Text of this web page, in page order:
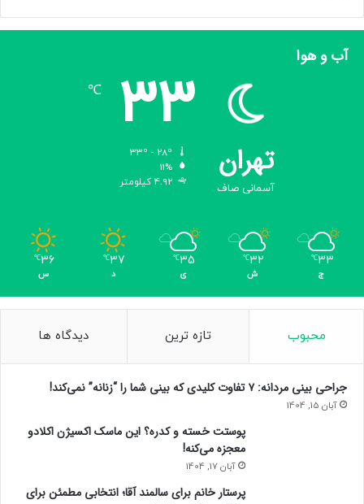
آب و هوا
تهران
آسمانی صاف
33
℃
11%
4.92 کیلومتر
33
℃
ج
32
℃
ش
35
℃
ی
37
℃
د
36
℃
س
محبوب تازه ترین دیدگاه ها
جراحی بینی مردانه: ۷ تفاوت کلیدی که بینی شما را “زنانه” نمی‌کند!
آبان 15, 1404
پوستت خسته و کدره؟ این ماسک اکسیژن اکلادو
معجزه می‌کنه!
آبان 17, 1404
پرستار خانم برای سالمند آقا؛ انتخابی مطمئن برای